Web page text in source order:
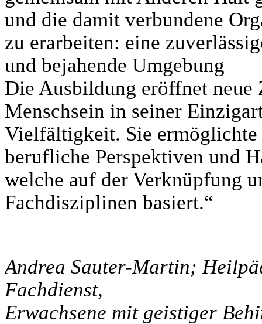
und die damit verbundene
zu erarbeiten: eine
und bejahende Umgebung
Die Ausbildung eröffnet neue
Menschsein in seiner
Vielfältigkeit. Sie ermöglichte
berufliche Perspektiven und
welche auf der Verknüpfung
Fachdisziplinen basiert.“
Andrea Sauter-Martin;
Fachdienst,
Erwachsene mit geistiger